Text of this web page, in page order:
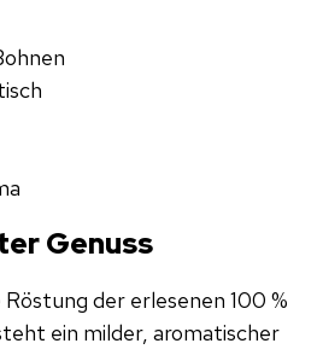
Genuss
der erlesenen 100 %
ein milder, aromatischer